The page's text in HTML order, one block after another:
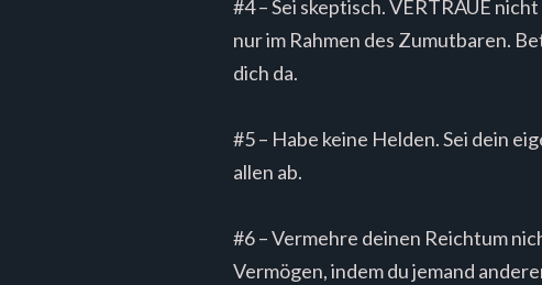
#4 – Sei skeptisch. VERTRAUE
nur im Rahmen des Zumutbaren.
dich da.
#5 – Habe keine Helden. Sei dein
allen ab.
#6 – Vermehre deinen Reichtum
Vermögen, indem du jemand